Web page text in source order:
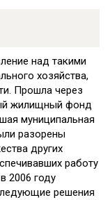
над такими
хозяйства,
Прошла через
жилищный фонд
муниципальная
разорены
других
работу
2006 году
решения